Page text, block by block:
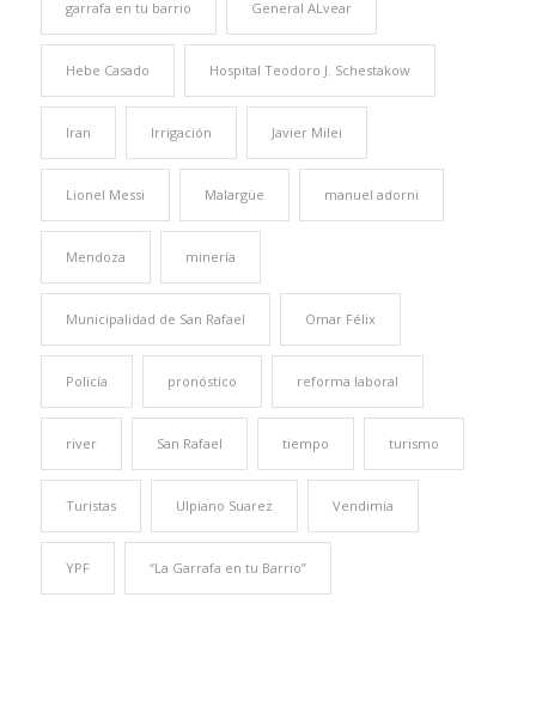
garrafa en tu barrio General ALvear
Hebe Casado Hospital Teodoro J. Schestakow
Iran Irrigación Javier Milei
Lionel Messi Malargüe manuel adorni
Mendoza minería
Municipalidad de San Rafael Omar Félix
Policía pronóstico reforma laboral
river San Rafael tiempo turismo
Turistas Ulpiano Suarez Vendimia
YPF “La Garrafa en tu Barrio”